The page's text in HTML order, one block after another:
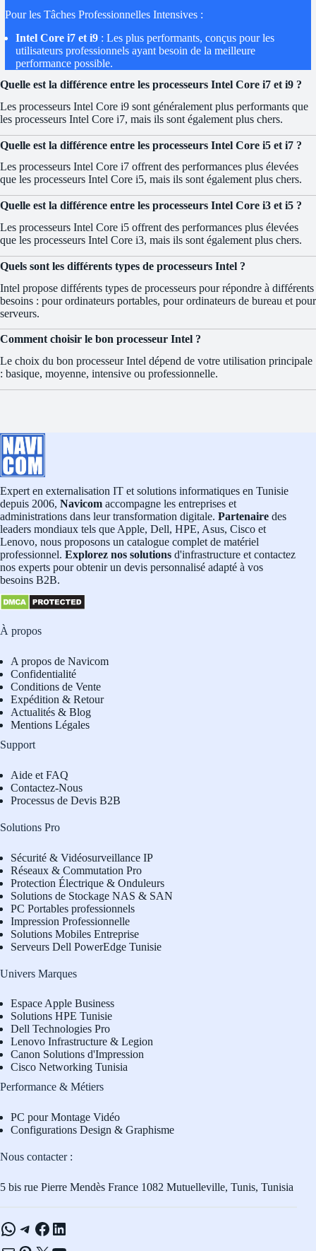
Pour les Tâches Professionnelles Intensives :
Intel Core i7 et i9 : Les plus performants, conçus pour les
utilisateurs professionnels ayant besoin de la meilleure
performance possible.
Quelle est la différence entre les processeurs Intel Core i7 et i9 ?
Les processeurs Intel Core i9 sont généralement plus performants que
les processeurs Intel Core i7, mais ils sont également plus chers.
Quelle est la différence entre les processeurs Intel Core i5 et i7 ?
Les processeurs Intel Core i7 offrent des performances plus élevées
que les processeurs Intel Core i5, mais ils sont également plus chers.
Quelle est la différence entre les processeurs Intel Core i3 et i5 ?
Les processeurs Intel Core i5 offrent des performances plus élevées
que les processeurs Intel Core i3, mais ils sont également plus chers.
Quels sont les différents types de processeurs Intel ?
Intel propose différents types de processeurs pour répondre à différents
besoins : pour ordinateurs portables, pour ordinateurs de bureau et pour
serveurs.
Comment choisir le bon processeur Intel ?
Le choix du bon processeur Intel dépend de votre utilisation principale
: basique, moyenne, intensive ou professionnelle.
Expert en externalisation IT et solutions informatiques en Tunisie
depuis 2006, Navicom accompagne les entreprises et
administrations dans leur transformation digitale. Partenaire des
leaders mondiaux tels que Apple, Dell, HPE, Asus, Cisco et
Lenovo, nous proposons un catalogue complet de matériel
professionnel. Explorez nos solutions d'infrastructure et contactez
nos experts pour obtenir un devis personnalisé adapté à vos
besoins B2B.
À propos
A propos de Navicom
Confidentialité
Conditions de Vente
Expédition & Retour
Actualités & Blog
Mentions Légales
Support
Aide et FAQ
Contactez-Nous
Processus de Devis B2B
Solutions Pro
Sécurité & Vidéosurveillance IP
Réseaux & Commutation Pro
Protection Électrique & Onduleurs
Solutions de Stockage NAS & SAN
PC Portables professionnels
Impression Professionnelle
Solutions Mobiles Entreprise
Serveurs Dell PowerEdge Tunisie
Univers Marques
Espace Apple Business
Solutions HPE Tunisie
Dell Technologies Pro
Lenovo Infrastructure & Legion
Canon Solutions d'Impression
Cisco Networking Tunisia
Performance & Métiers
PC pour Montage Vidéo
Configurations Design & Graphisme
Nous contacter :
5 bis rue Pierre Mendès France 1082 Mutuelleville, Tunis, Tunisia
WhatsApp
Telegram
Facebook
LinkedIn